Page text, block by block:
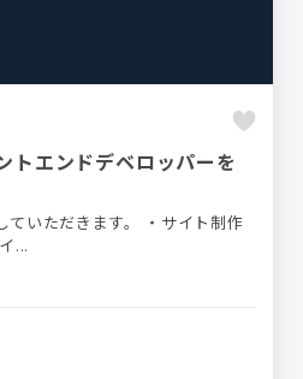
トエンドデベロッパーを
きます。 ・サイト制作
...